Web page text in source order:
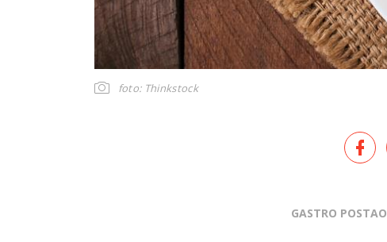
foto: Thinkstock
GASTRO POSTAO